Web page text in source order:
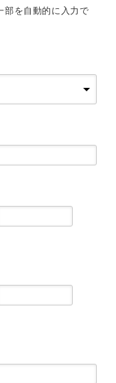
部を自動的に入力で